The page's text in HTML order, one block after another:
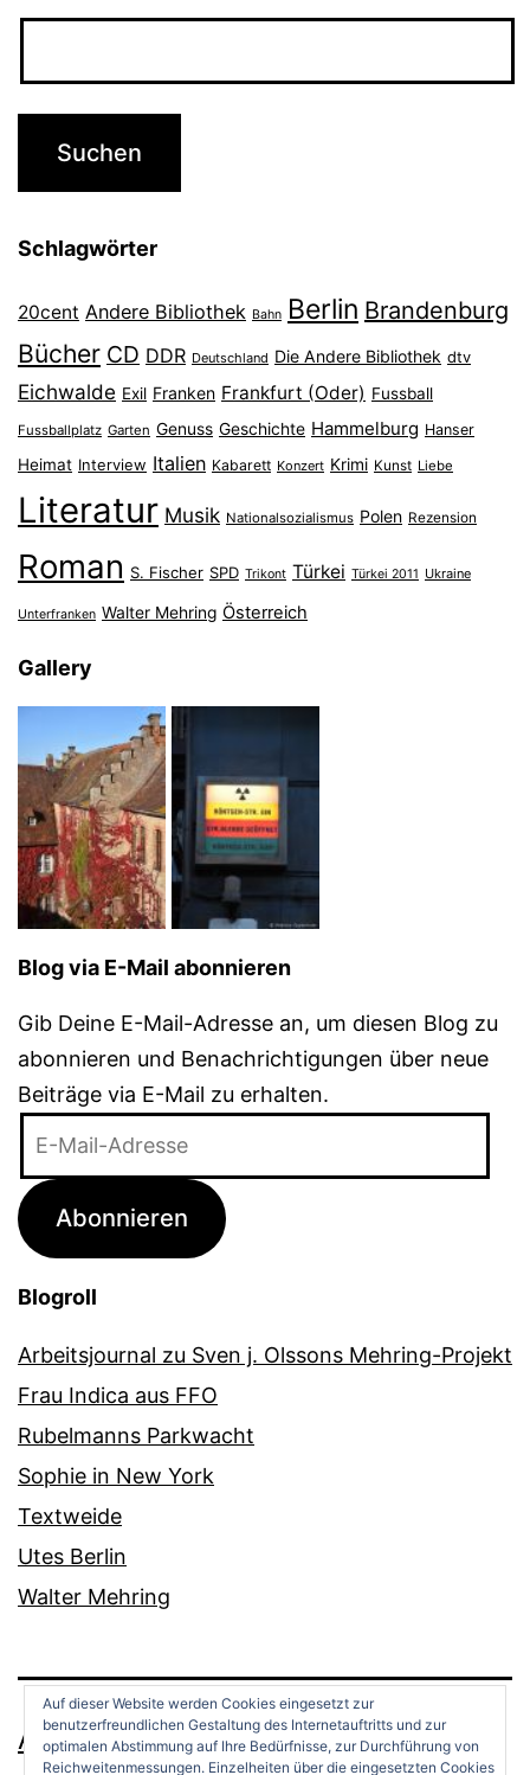
Schlagwörter
20cent Andere Bibliothek Bahn Berlin Brandenburg
Bücher CD DDR Deutschland Die Andere Bibliothek dtv
Eichwalde Exil Franken Frankfurt (Oder) Fussball
Fussballplatz Garten Genuss Geschichte Hammelburg Hanser
Heimat Interview Italien Kabarett Konzert Krimi Kunst Liebe
Literatur Musik Nationalsozialismus Polen Rezension
Roman S. Fischer SPD Trikont Türkei Türkei 2011 Ukraine
Unterfranken Walter Mehring Österreich
Gallery
Blog via E-Mail abonnieren
Gib Deine E-Mail-Adresse an, um diesen Blog zu
abonnieren und Benachrichtigungen über neue
Beiträge via E-Mail zu erhalten.
Adresse
Abonnieren
Blogroll
Arbeitsjournal zu Sven j. Olssons Mehring-Projekt
Frau Indica aus FFO
Rubelmanns Parkwacht
Sophie in New York
Textweide
Utes Berlin
Walter Mehring
ANDREAS OPPERMANN
Auf dieser Website werden Cookies eingesetzt zur
benutzerfreundlichen Gestaltung des Internetauftritts und zur
optimalen Abstimmung auf Ihre Bedürfnisse, zur Durchführung von
Reichweitenmessungen. Einzelheiten über die eingesetzten Cookies